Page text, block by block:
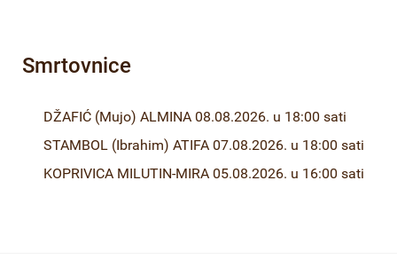
Smrtovnice
DŽAFIĆ (Mujo) ALMINA 08.08.2026. u 18:00 sati
STAMBOL (Ibrahim) ATIFA 07.08.2026. u 18:00 sati
KOPRIVICA MILUTIN-MIRA 05.08.2026. u 16:00 sati